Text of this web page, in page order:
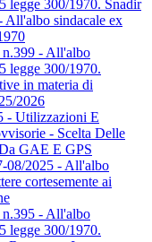
legge 300/1970. Snadir
All'albo sindacale ex
- All'albo
legge 300/1970.
in materia di
2026
- Utilizzazioni E
- Scelta Delle
GAE E GPS
08/2025 - All'albo
cortesemente ai
- All'albo
legge 300/1970.